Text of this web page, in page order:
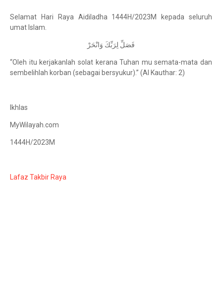
Selamat Hari Raya Aidiladha 1444H/2023M kepada seluruh
umat Islam.
فَصَلِّ لِرَبِّكَ وَانْحَرْ
“Oleh itu kerjakanlah solat kerana Tuhan mu semata-mata dan
sembelihlah korban (sebagai bersyukur).” (Al Kauthar: 2)
Ikhlas
MyWilayah.com
1444H/2023M
Lafaz Takbir Raya